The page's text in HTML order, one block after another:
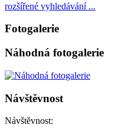
rozšířené vyhledávání ...
Fotogalerie
Náhodná fotogalerie
Návštěvnost
Návštěvnost: